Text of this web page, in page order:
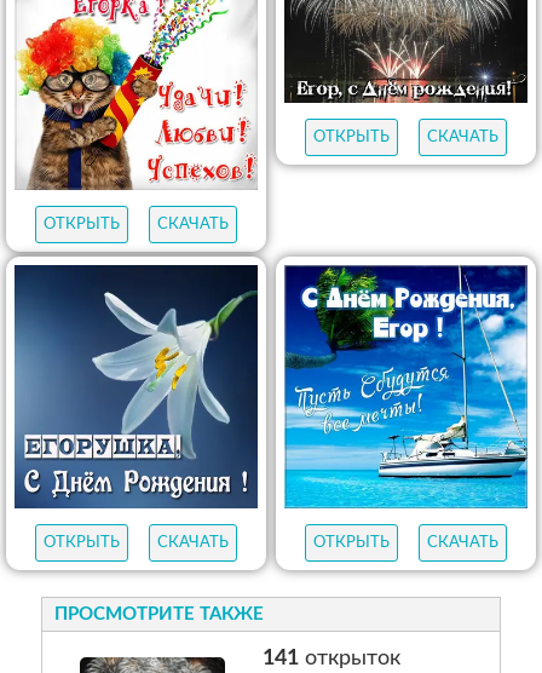
ОТКРЫТЬ СКАЧАТЬ
ОТКРЫТЬ СКАЧАТЬ
ОТКРЫТЬ СКАЧАТЬ ОТКРЫТЬ СКАЧАТЬ
ПРОСМОТРИТЕ ТАКЖЕ
141открыток